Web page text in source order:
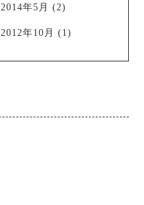
2014年5月 (2)
2012年10月 (1)